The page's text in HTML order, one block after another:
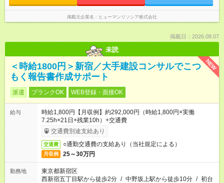
掲載元企業名 ヒューマンリソシア株式会社
掲載日：2026.08.07
未読
NEW
＜時給1800円＞新宿／大手建設コンサルでこつ
もく報告書作成サポート
派遣 ブランクOK WEB登録・面接OK
給与
時給1,800円【月収例】約292,000円（時給1,800円×実働
7.25h×21日+残業10h）+交通費
交通費別途支給あり
交通費 ○通勤交通費の支給あり（当社規定による）
月収例 25～30万円
勤務地
東京都新宿区
西新宿五丁目駅から徒歩2分 / 中野坂上駅から徒歩10分 / 初台